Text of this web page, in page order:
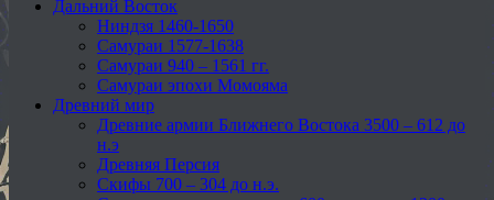
Дальний Восток
Ниндзя 1460-1650
Самураи 1577-1638
Самураи 940 – 1561 гг.
Самураи эпохи Момояма
Древний мир
Древние армии Ближнего Востока 3500 – 612 до
н.э
Древняя Персия
Скифы 700 – 304 до н.э.